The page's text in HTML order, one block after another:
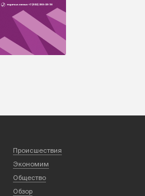
Происшествия
Экономим
Общество
Обзор